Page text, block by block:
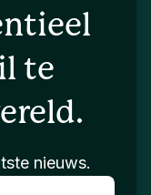
te
nieuws.